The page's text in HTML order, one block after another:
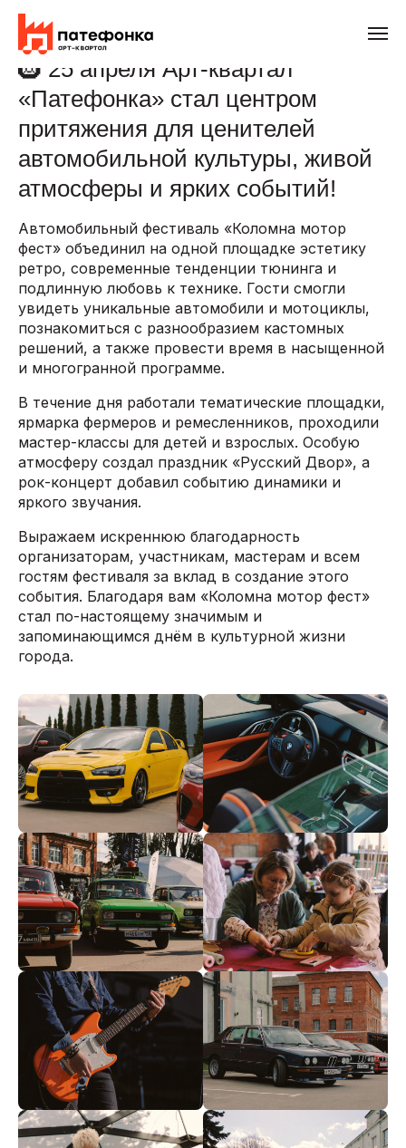
🛞 25 апреля Арт-квартал
«Патефонка» стал центром
притяжения для ценителей
автомобильной культуры, живой
атмосферы и ярких событий!
Автомобильный фестиваль «Коломна мотор
фест» объединил на одной площадке эстетику
ретро, современные тенденции тюнинга и
подлинную любовь к технике. Гости смогли
увидеть уникальные автомобили и мотоциклы,
познакомиться с разнообразием кастомных
решений, а также провести время в насыщенной
и многогранной программе.
В течение дня работали тематические площадки,
ярмарка фермеров и ремесленников, проходили
мастер-классы для детей и взрослых. Особую
атмосферу создал праздник «Русский Двор», а
рок-концерт добавил событию динамики и
яркого звучания.
Выражаем искреннюю благодарность
организаторам, участникам, мастерам и всем
гостям фестиваля за вклад в создание этого
события. Благодаря вам «Коломна мотор фест»
стал по-настоящему значимым и
запоминающимся днём в культурной жизни
города.